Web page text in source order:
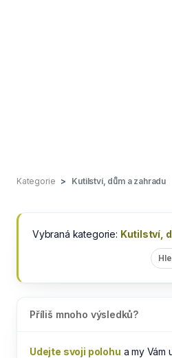
Kategorie Kutilství, dům a zahradu
Vybraná kategorie: Kutilství,
Příliš mnoho výsledků?
Udejte svoji polohu a my Vám